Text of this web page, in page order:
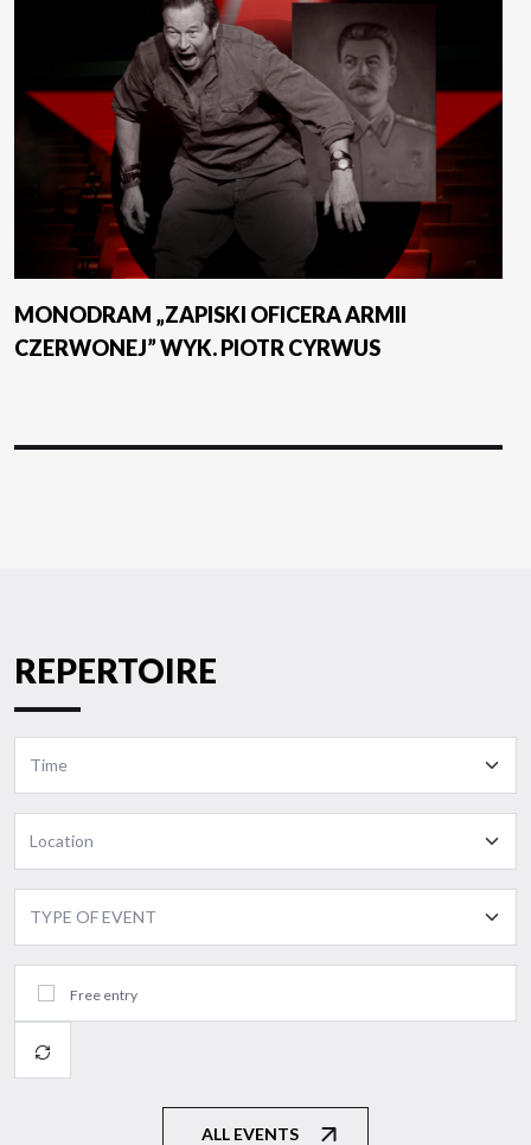
MONODRAM „ZAPISKI OFICERA ARMII
CZERWONEJ” WYK. PIOTR CYRWUS
REPERTOIRE
Free entry
All
events
ALL EVENTS